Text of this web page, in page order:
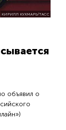
объявил о
КИРИЛЛ КУХМАРЬ/ТАСС